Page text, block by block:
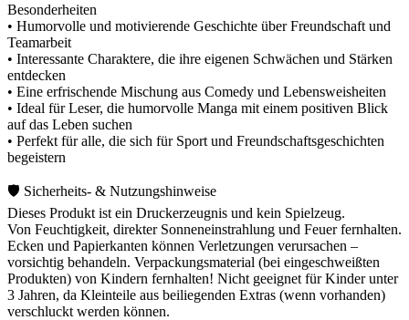
Besonderheiten
• Humorvolle und motivierende Geschichte über Freundschaft und
Teamarbeit
• Interessante Charaktere, die ihre eigenen Schwächen und Stärken
entdecken
• Eine erfrischende Mischung aus Comedy und Lebensweisheiten
• Ideal für Leser, die humorvolle Manga mit einem positiven Blick
auf das Leben suchen
• Perfekt für alle, die sich für Sport und Freundschaftsgeschichten
begeistern
🛡️ Sicherheits- & Nutzungshinweise
Dieses Produkt ist ein Druckerzeugnis und kein Spielzeug.
Von Feuchtigkeit, direkter Sonneneinstrahlung und Feuer fernhalten.
Ecken und Papierkanten können Verletzungen verursachen –
vorsichtig behandeln. Verpackungsmaterial (bei eingeschweißten
Produkten) von Kindern fernhalten! Nicht geeignet für Kinder unter
3 Jahren, da Kleinteile aus beiliegenden Extras (wenn vorhanden)
verschluckt werden können.